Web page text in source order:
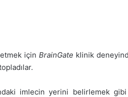
için BrainGate klinik
imlecin yerini belirlemek